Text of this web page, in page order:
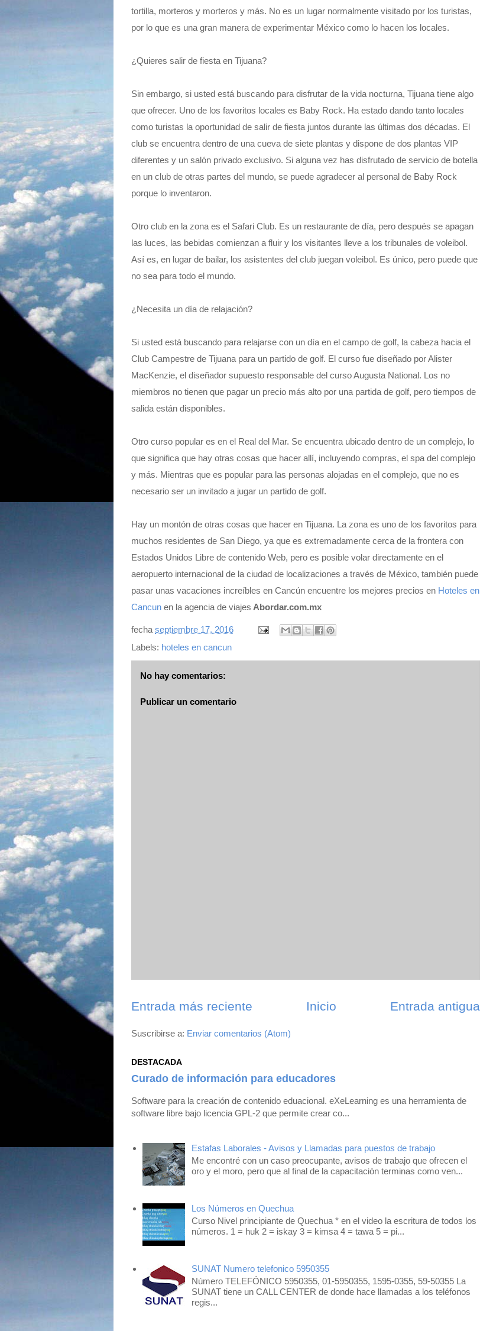
tortilla, morteros y morteros y más. No es un lugar normalmente visitado por los turistas,
por lo que es una gran manera de experimentar México como lo hacen los locales.
¿Quieres salir de fiesta en Tijuana?
Sin embargo, si usted está buscando para disfrutar de la vida nocturna, Tijuana tiene algo
que ofrecer. Uno de los favoritos locales es Baby Rock. Ha estado dando tanto locales
como turistas la oportunidad de salir de fiesta juntos durante las últimas dos décadas. El
club se encuentra dentro de una cueva de siete plantas y dispone de dos plantas VIP
diferentes y un salón privado exclusivo. Si alguna vez has disfrutado de servicio de botella
en un club de otras partes del mundo, se puede agradecer al personal de Baby Rock
porque lo inventaron.
Otro club en la zona es el Safari Club. Es un restaurante de día, pero después se apagan
las luces, las bebidas comienzan a fluir y los visitantes lleve a los tribunales de voleibol.
Así es, en lugar de bailar, los asistentes del club juegan voleibol. Es único, pero puede que
no sea para todo el mundo.
¿Necesita un día de relajación?
Si usted está buscando para relajarse con un día en el campo de golf, la cabeza hacia el
Club Campestre de Tijuana para un partido de golf. El curso fue diseñado por Alister
MacKenzie, el diseñador supuesto responsable del curso Augusta National. Los no
miembros no tienen que pagar un precio más alto por una partida de golf, pero tiempos de
salida están disponibles.
Otro curso popular es en el Real del Mar. Se encuentra ubicado dentro de un complejo, lo
que significa que hay otras cosas que hacer allí, incluyendo compras, el spa del complejo
y más. Mientras que es popular para las personas alojadas en el complejo, que no es
necesario ser un invitado a jugar un partido de golf.
Hay un montón de otras cosas que hacer en Tijuana. La zona es uno de los favoritos para
muchos residentes de San Diego, ya que es extremadamente cerca de la frontera con
Estados Unidos Libre de contenido Web, pero es posible volar directamente en el
aeropuerto internacional de la ciudad de localizaciones a través de México, también puede
pasar unas vacaciones increíbles en Cancún encuentre los mejores precios en Hoteles en
Cancun en la agencia de viajes Abordar.com.mx
fecha septiembre 17, 2016
Labels: hoteles en cancun
No hay comentarios:
Publicar un comentario
Entrada más reciente Entrada antigua
Inicio
Suscribirse a: Enviar comentarios (Atom)
DESTACADA
Curado de información para educadores
Software para la creación de contenido eduacional. eXeLearning es una herramienta de
software libre bajo licencia GPL-2 que permite crear co...
Estafas Laborales - Avisos y Llamadas para puestos de trabajo
Me encontré con un caso preocupante, avisos de trabajo que ofrecen el
oro y el moro, pero que al final de la capacitación terminas como ven...
Los Números en Quechua
Curso Nivel principiante de Quechua * en el video la escritura de todos los
números. 1 = huk 2 = iskay 3 = kimsa 4 = tawa 5 = pi...
SUNAT Numero telefonico 5950355
Número TELEFÓNICO 5950355, 01-5950355, 1595-0355, 59-50355 La
SUNAT tiene un CALL CENTER de donde hace llamadas a los teléfonos
regis...